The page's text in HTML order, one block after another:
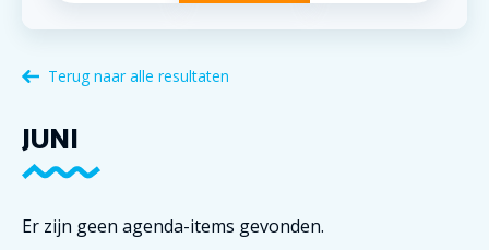
Terug naar alle resultaten
JUNI
Er zijn geen agenda-items gevonden.